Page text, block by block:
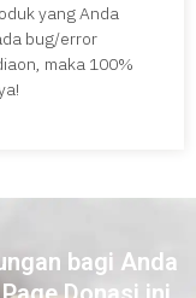
yang Anda
bug/error
maka 100%
bagi Anda